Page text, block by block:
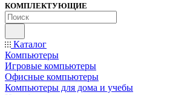
КОМПЛЕКТУЮЩИЕ
Каталог
Компьютеры
Игровые компьютеры
Офисные компьютеры
Компьютеры для дома и учебы